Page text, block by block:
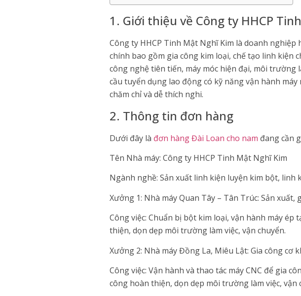
1. Giới thiệu về Công ty HHCP
Công ty HHCP Tinh Mật Nghĩ Kim là doanh
chính bao gồm gia công kim loại, chế tạo linh kiện
công nghệ tiên tiến, máy móc hiện đại, môi trường
cầu tuyển dụng lao động có kỹ năng vận hành
chăm chỉ và dễ thích nghi.
2. Thông tin đơn hàng
Dưới đây là đơn hàng Đài Loan cho nam đang cần
Tên Nhà máy: Công ty HHCP Tinh Mật Nghĩ Kim
Ngành nghề: Sản xuất linh kiện luyện kim bột, linh
Xưởng 1: Nhà máy Quan Tây – Tân Trúc: Sản
Công việc: Chuẩn bị bột kim loại, vận hành máy
thiện, dọn dẹp môi trường làm việc, vận chuyển.
Xưởng 2: Nhà máy Đồng La, Miêu Lật: Gia công cơ
Công việc: Vận hành và thao tác máy CNC để gia
công hoàn thiện, dọn dẹp môi trường làm việc, vận